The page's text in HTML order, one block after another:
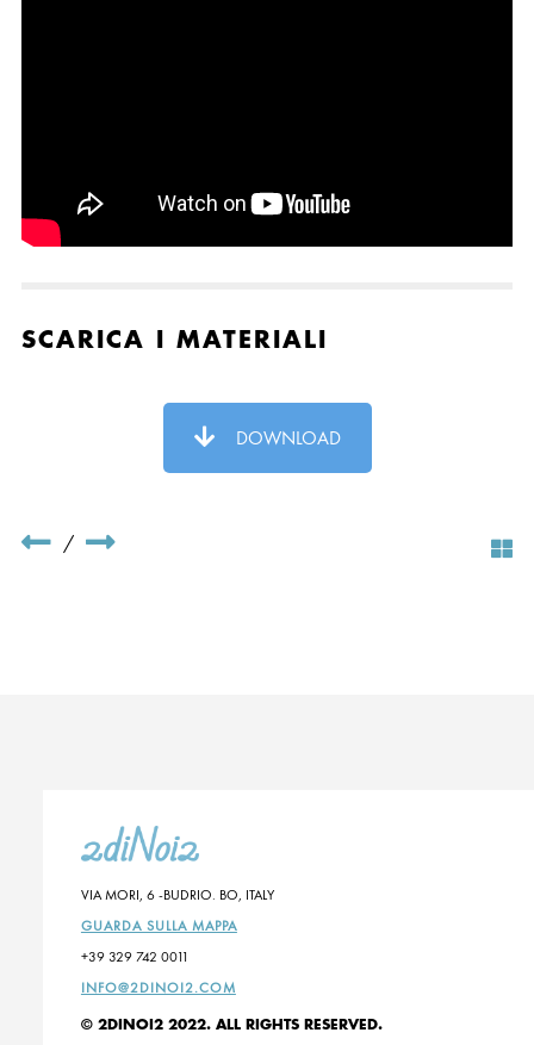
SCARICA I MATERIALI
DOWNLOAD
/
VIA MORI, 6 -BUDRIO. BO, ITALY
GUARDA SULLA MAPPA
+39 329 742 0011
INFO@2DINOI2.COM
© 2DINOI2 2022. ALL RIGHTS RESERVED.